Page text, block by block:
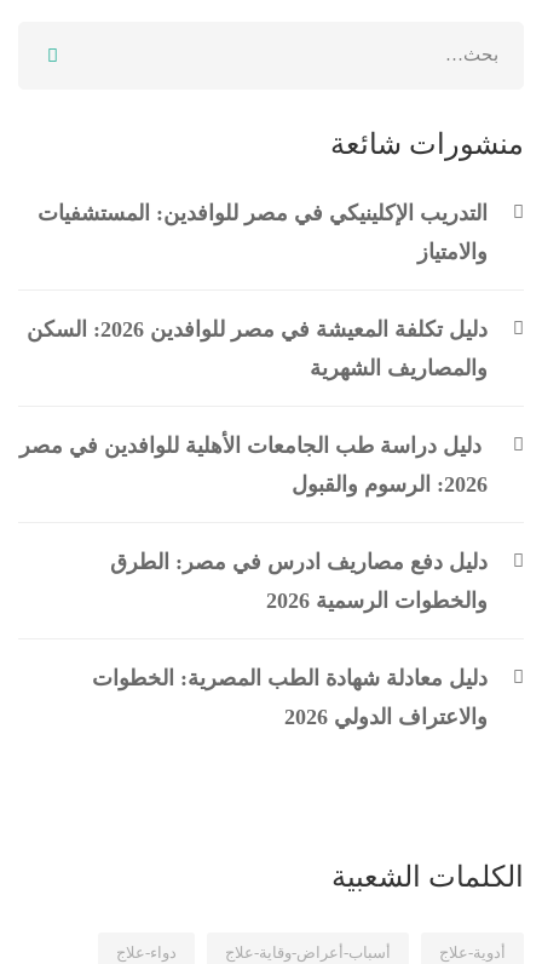
منشورات شائعة
التدريب الإكلينيكي في مصر للوافدين: المستشفيات
والامتياز
دليل تكلفة المعيشة في مصر للوافدين 2026: السكن
والمصاريف الشهرية
دليل دراسة طب الجامعات الأهلية للوافدين في مصر
2026: الرسوم والقبول
دليل دفع مصاريف ادرس في مصر: الطرق
والخطوات الرسمية 2026
دليل معادلة شهادة الطب المصرية: الخطوات
والاعتراف الدولي 2026
الكلمات الشعبية
أدوية-علاج أسباب-أعراض-وقاية-علاج دواء-علاج